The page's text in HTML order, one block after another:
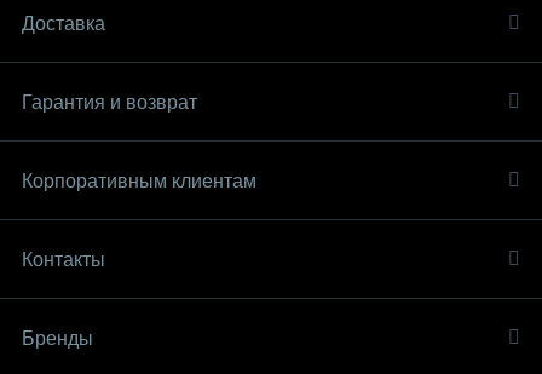
Доставка
Гарантия и возврат
Корпоративным клиентам
Контакты
Бренды